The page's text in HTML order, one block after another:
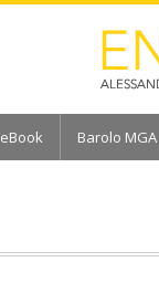
eBook Barolo MGA